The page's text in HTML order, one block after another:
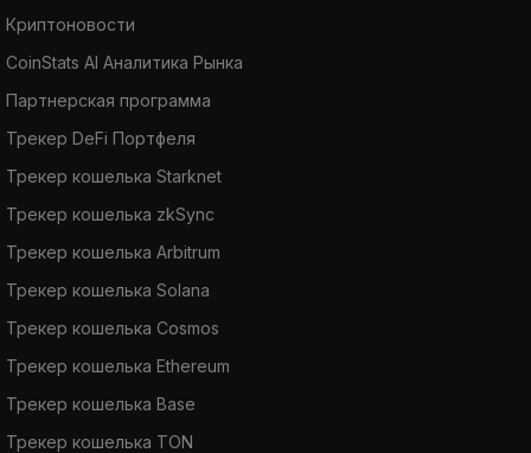
Криптоновости
CoinStats AI Аналитика Рынка
Партнерская программа
Трекер DeFi Портфеля
Трекер кошелька Starknet
Трекер кошелька zkSync
Трекер кошелька Arbitrum
Трекер кошелька Solana
Трекер кошелька Cosmos
Трекер кошелька Ethereum
Трекер кошелька Base
Трекер кошелька TON